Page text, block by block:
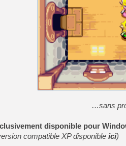
…sans
disponible pour
compatible XP disponible ici)